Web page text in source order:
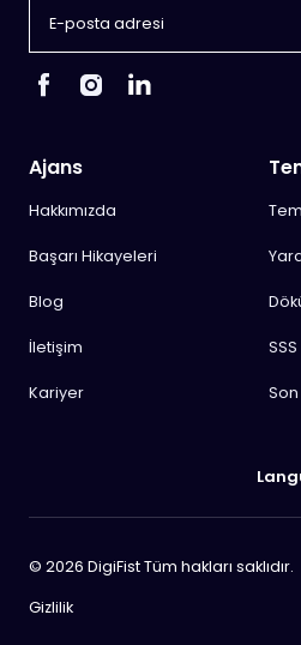
Ajans
Hakkımızda
Başarı Hikayeleri
Blog
İletişim
Kariyer
SSS
© 2026 DigiFist Tüm hakları saklıdır.
Gizlilik